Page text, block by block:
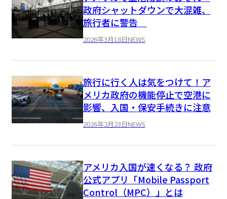
政府シャットダウンで大混雑、
旅行者に警告
2026年3月18日NEWS
旅行に行く人は気をつけて！ア
メリカ政府の機能停止で空港に
影響、入国・保安手続きに注意
2026年2月23日NEWS
アメリカ入国が速くなる？ 政府
公式アプリ「Mobile Passport
Control（MPC）」とは